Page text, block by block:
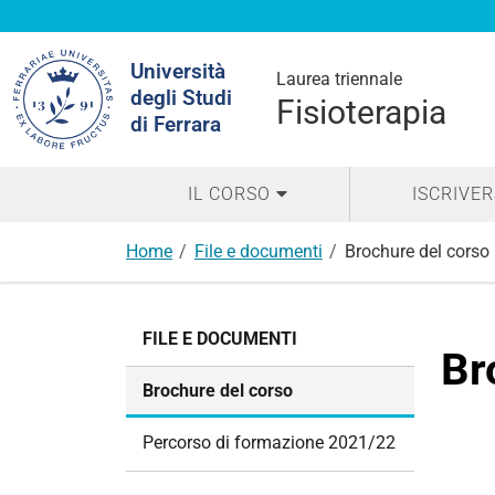
Università
degli Studi
di Ferrara
Laurea triennale
Fisioterapia
nel
sito
IL CORSO
Home File e documenti Brochure del corso
FILE E DOCUMENTI
Brochure del corso
Percorso di formazione 2021/22